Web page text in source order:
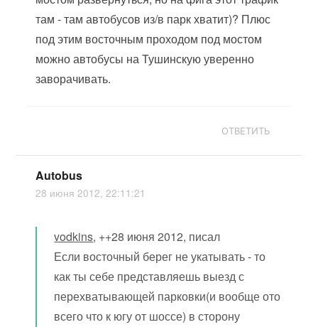
там - там автобусов из/в парк хватит)? Плюс
под этим восточным проходом под мостом
можно автобусы на Тушинскую уверенно
заворачивать.
ОТВЕТИТЬ
Autobus
28 июня 2012, 22:11:21
vodkins, ++28 июня 2012, писал
Если восточный берег не укатывать - то
как ты себе представляешь выезд с
перехватывающей парковки(и вообще ото
всего что к югу от шоссе) в сторону